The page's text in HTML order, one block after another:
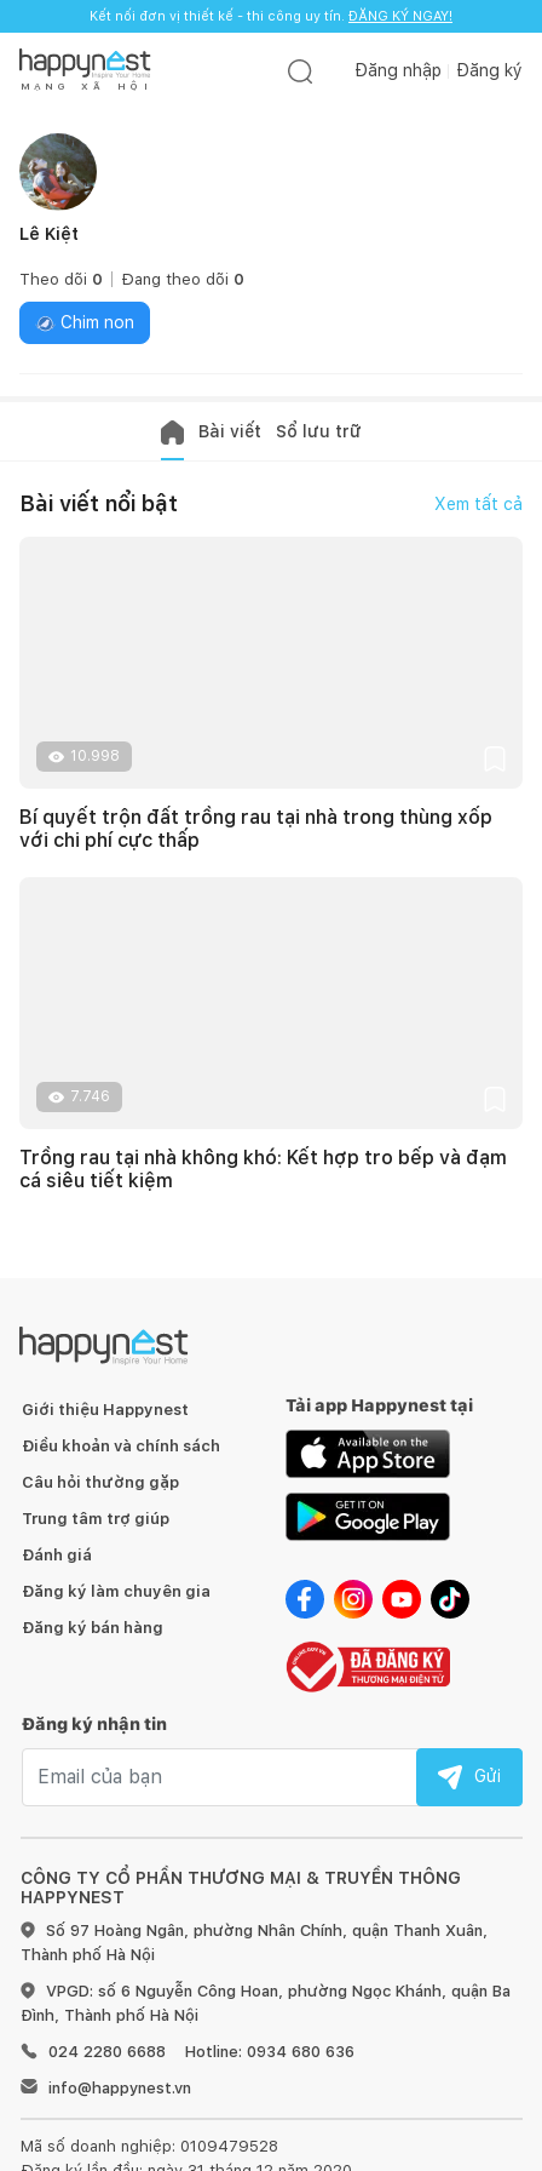
Kết nối đơn vị thiết kế - thi công uy tín. ĐĂNG KÝ NGAY!
M Ạ N G X Ã H Ộ I
Đăng nhập Đăng ký
Lê Kiệt
Theo dõi 0 Đang theo dõi 0
Chim non
Bài viết Sổ lưu trữ
Bài viết nổi bật Xem tất cả
10.998
Bí quyết trộn đất trồng rau tại nhà trong thùng xốp
với chi phí cực thấp
7.746
Trồng rau tại nhà không khó: Kết hợp tro bếp và đạm
cá siêu tiết kiệm
CÔNG TY CỔ PHẦN THƯƠNG MẠI & TRUYỀN THÔNG
HAPPYNEST
Số 97 Hoàng Ngân, phường Nhân Chính, quận Thanh Xuân,
Thành phố Hà Nội
VPGD: số 6 Nguyễn Công Hoan, phường Ngọc Khánh, quận Ba
Đình, Thành phố Hà Nội
024 2280 6688
Hotline: 0934 680 636
info@happynest.vn
Mã số doanh nghiệp: 0109479528
Giới thiệu Happynest
Điều khoản và chính sách
Câu hỏi thường gặp
Trung tâm trợ giúp
Đánh giá
Đăng ký làm chuyên gia
Đăng ký bán hàng
Tải app Happynest tại
Đăng ký nhận tin
Gửi